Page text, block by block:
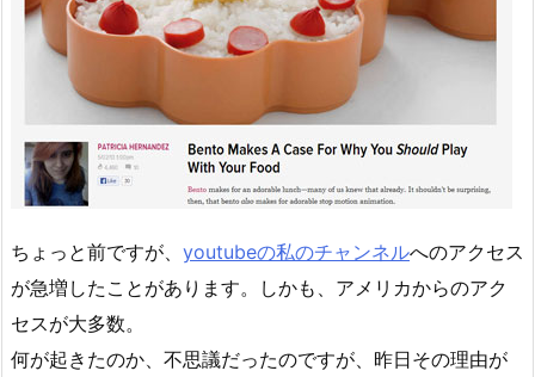
ちょっと前ですが、 youtubeの私のチャンネルへのアクセス
が急増したことがあります。しかも、アメリカからのアク
セスが大多数。
何が起きたのか、不思議だったのですが、昨日その理由が